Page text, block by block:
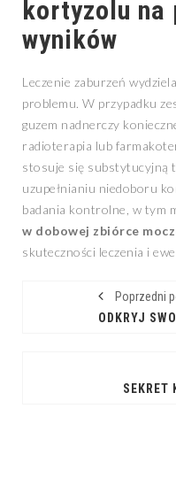
kortyzolu na
wyników
Leczenie zaburzeń
problemu. W przypadku
guzem nadnerczy
radioterapia lub
stosuje się substytucyjną
uzupełnianiu niedoboru
badania kontrolne, w tym
w dobowej zbiórce
skuteczności leczenia i
Poprzedni